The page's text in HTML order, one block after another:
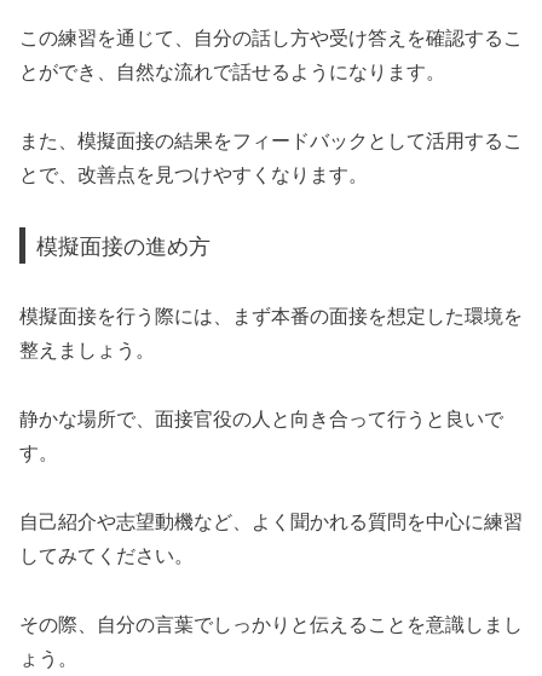
この練習を通じて、自分の話し方や受け答えを確認するこ
とができ、自然な流れで話せるようになります。
また、模擬面接の結果をフィードバックとして活用するこ
とで、改善点を見つけやすくなります。
模擬面接の進め方
模擬面接を行う際には、まず本番の面接を想定した環境を
整えましょう。
静かな場所で、面接官役の人と向き合って行うと良いで
す。
自己紹介や志望動機など、よく聞かれる質問を中心に練習
してみてください。
その際、自分の言葉でしっかりと伝えることを意識しまし
ょう。